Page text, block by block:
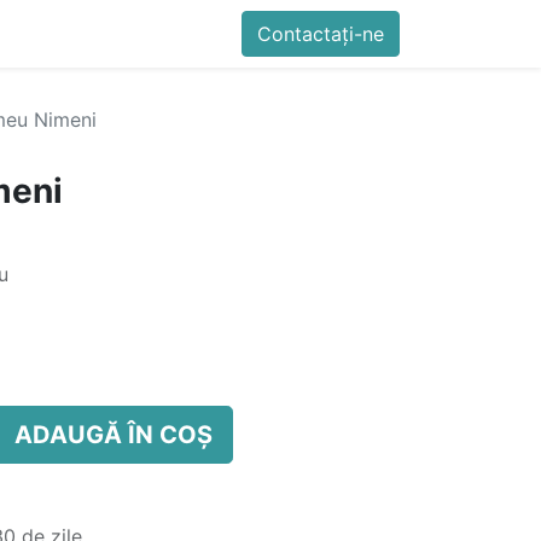
Contactați-ne Generator QR
Contactați-ne
Nimeni
ADAUGĂ ÎN COȘ
de zile